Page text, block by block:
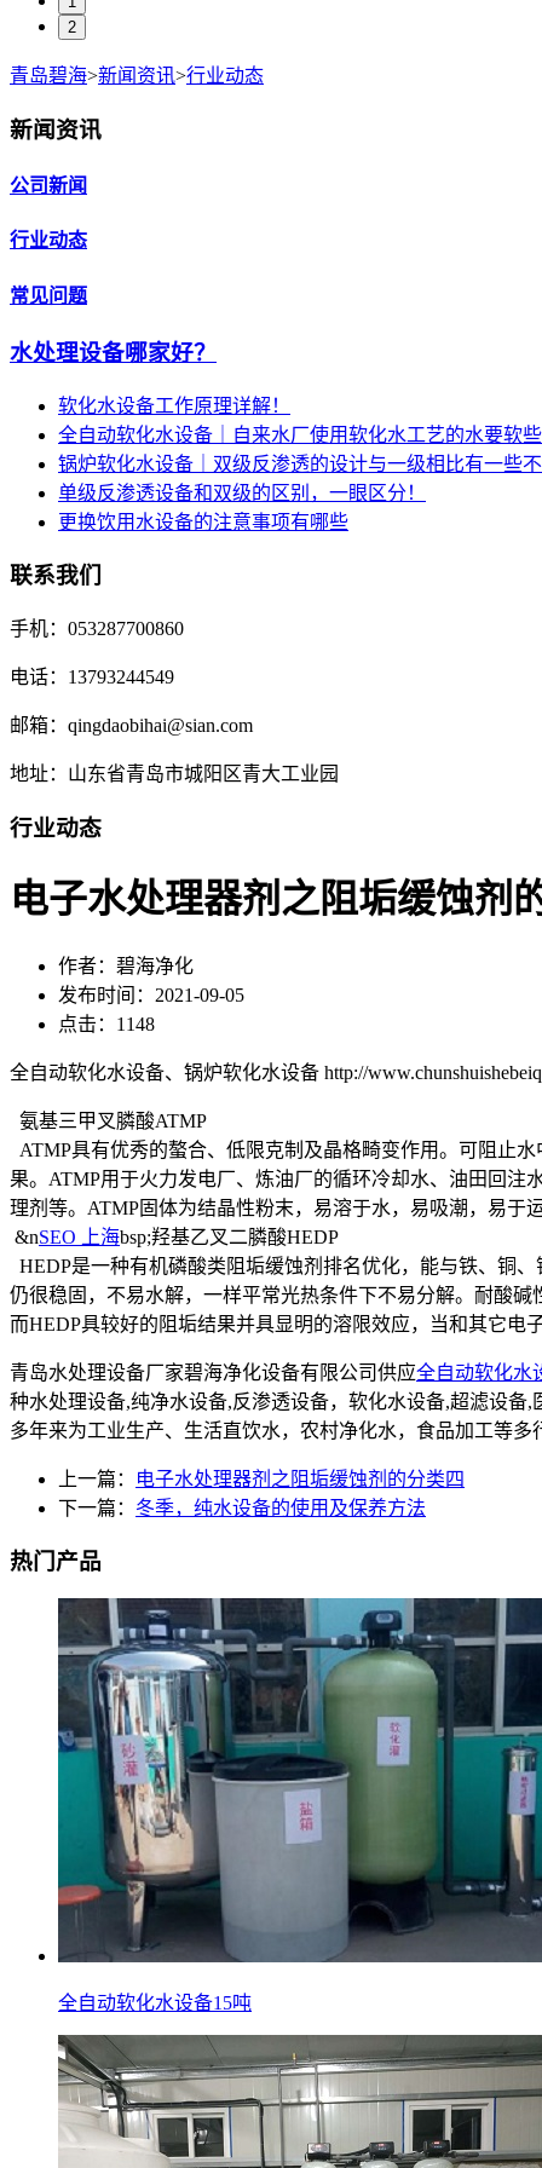
2
青岛碧海>新闻资讯>行业动态
新闻资讯
公司新闻
行业动态
常见问题
水处理设备哪家好？
软化水设备工作原理详解！
全自动软化水设备｜自来水厂使用软化水工艺的水要软些
锅炉软化水设备｜双级反渗透的设计与一级相比有一些
单级反渗透设备和双级的区别，一眼区分！
更换饮用水设备的注意事项有哪些
联系我们
手机：053287700860
电话：13793244549
邮箱：qingdaobihai@sian.com
地址：山东省青岛市城阳区青大工业园
行业动态
电子水处理器剂之阻垢缓蚀剂
作者：碧海净化
发布时间：2021-09-05
点击：1148
全自动软化水设备、锅炉软化水设备 http://
氨基三甲叉膦酸ATMP
ATMP具有优秀的螯合、低限克制及晶格畸变作用。可阻止
果。ATMP用于火力发电厂、炼油厂的循环冷却水、油田回
理剂等。ATMP固体为结晶性粉末，易溶于水，易吸潮，易
&nSEO 上海bsp;羟基乙叉二膦酸HEDP
HEDP是一种有机磷酸类阻垢缓蚀剂排名优化，能与铁、铜
仍很稳固，不易水解，一样平常光热条件下不易分解。耐酸碱
而HEDP具较好的阻垢结果并具显明的溶限效应，当和其它电
青岛水处理设备厂家碧海净化设备有限公司供应全自动软化水
种水处理设备,纯净水设备,反渗透设备，软化水设备,超滤设
多年来为工业生产、生活直饮水，农村净化水，食品加工等
上一篇：
电子水处理器剂之阻垢缓蚀剂的分类四
下一篇： 冬季，纯水设备的使用及保养方法
热门产品
全自动软化水设备15吨